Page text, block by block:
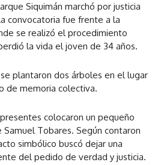
Siquimán marchó por justicia
convocatoria fue frente a la
se realizó el procedimiento
la vida el joven de 34 años.
plantaron dos árboles en el lugar
de memoria colectiva.
colocaron un pequeño
Tobares. Según contaron
simbólico buscó dejar una
del pedido de verdad y justicia.